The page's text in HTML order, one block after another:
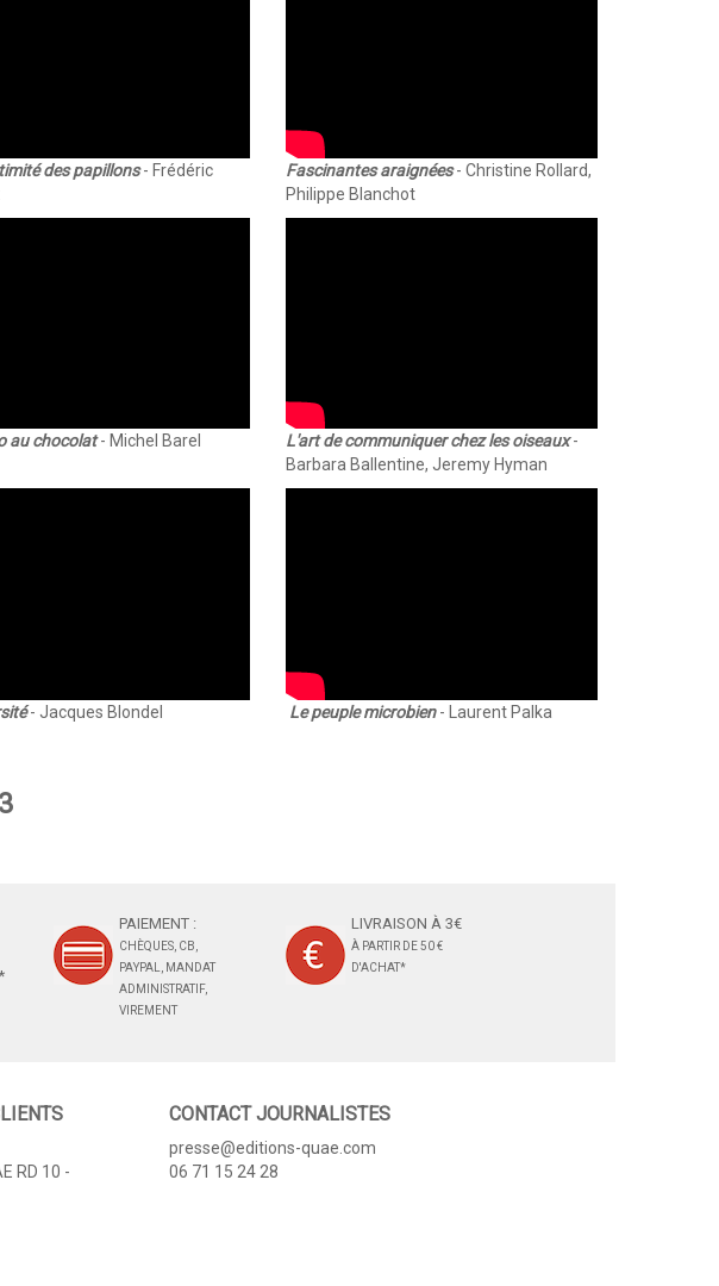
des papillons- Frédéric
Fascinantes araignées- Christine Rollard,
Philippe Blanchot
au chocolat- Michel Barel L'art de communiquer chez les oiseaux-
Barbara Ballentine, Jeremy Hyman
- Jacques Blondel Le peuple microbien- Laurent Palka
3
PAIEMENT :
CHÈQUES, CB,
PAYPAL, MANDAT
ADMINISTRATIF,
VIREMENT
LIVRAISON À 3€
À PARTIR DE 50 €
D'ACHAT*
RD 10 -
CONTACT JOURNALISTES
presse@editions-quae.com
06 71 15 24 28